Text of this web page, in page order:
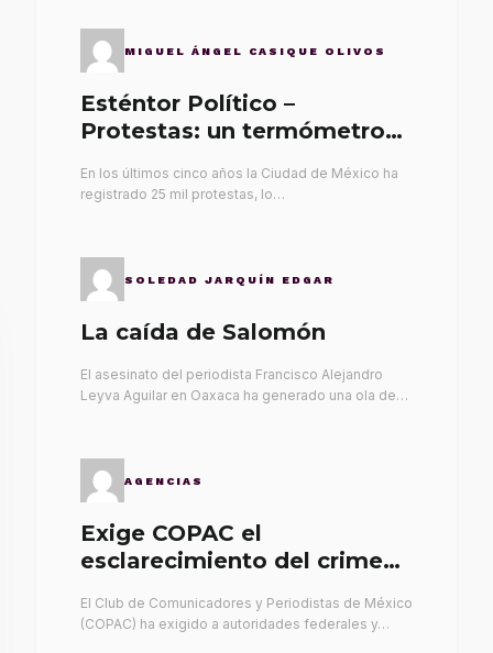
MIGUEL ÁNGEL CASIQUE OLIVOS
Esténtor Político –
Protestas: un termómetro
En los últimos cinco años la Ciudad de México ha
registrado 25 mil protestas, lo…
SOLEDAD JARQUÍN EDGAR
La caída de Salomón
El asesinato del periodista Francisco Alejandro
Leyva Aguilar en Oaxaca ha generado una ola de…
AGENCIAS
Exige COPAC el
esclarecimiento del crimen
El Club de Comunicadores y Periodistas de México
(COPAC) ha exigido a autoridades federales y…